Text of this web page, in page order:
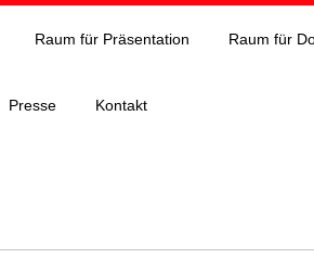
Raum für Präsentation Raum für
Presse Kontakt